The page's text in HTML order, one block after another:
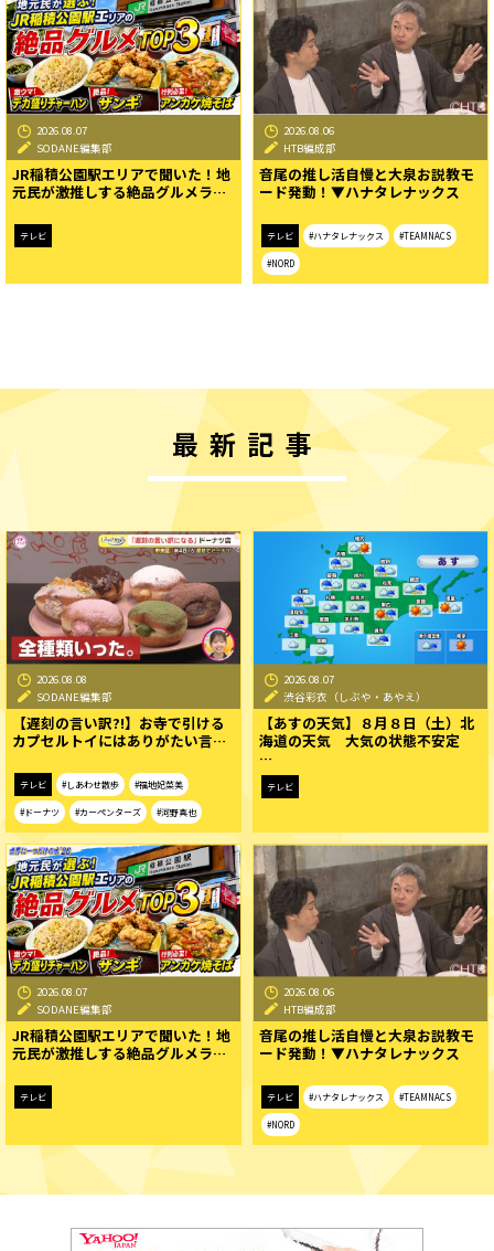
2026.08.07
SODANE編集部
JR稲積公園駅エリアで聞いた！地
元民が激推しする絶品グルメラ…
テレビ
2026.08.06
HTB編成部
音尾の推し活自慢と大泉お説教モ
ード発動！▼ハナタレナックス
テレビ #ハナタレナックス #TEAMNACS
#NORD
最新記事
2026.08.08
SODANE編集部
【遅刻の言い訳?!】お寺で引ける
カプセルトイにはありがたい言…
テレビ #しあわせ散歩 #福地妃菜美
#ドーナツ #カーペンターズ #河野真也
2026.08.07
渋谷彩衣（しぶや・あやえ）
【あすの天気】８月８日（土）北
海道の天気 大気の状態不安定
…
テレビ
2026.08.07
SODANE編集部
JR稲積公園駅エリアで聞いた！地
元民が激推しする絶品グルメラ…
テレビ
2026.08.06
HTB編成部
音尾の推し活自慢と大泉お説教モ
ード発動！▼ハナタレナックス
テレビ #ハナタレナックス #TEAMNACS
#NORD